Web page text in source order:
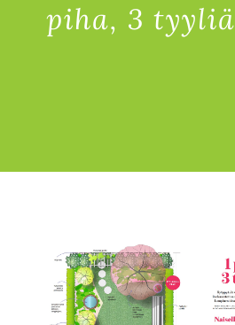
piha, 3 tyyliä